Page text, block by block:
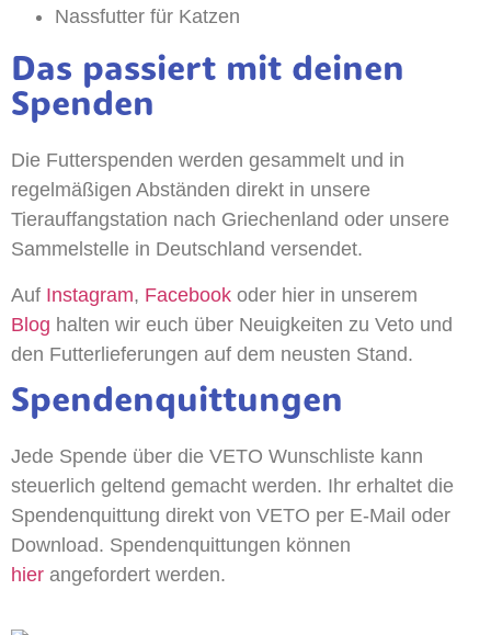
Nassfutter für Katzen
Das passiert mit deinen
Spenden
Die Futterspenden werden gesammelt und in
regelmäßigen Abständen direkt in unsere
Tierauffangstation nach Griechenland oder unsere
Sammelstelle in Deutschland versendet.
Auf Instagram, Facebook oder hier in unserem
Blog halten wir euch über Neuigkeiten zu Veto und
den Futterlieferungen auf dem neusten Stand.
Spendenquittungen
Jede Spende über die VETO Wunschliste kann
steuerlich geltend gemacht werden. Ihr erhaltet die
Spendenquittung direkt von VETO per E-Mail oder
Download. Spendenquittungen können
hier angefordert werden.